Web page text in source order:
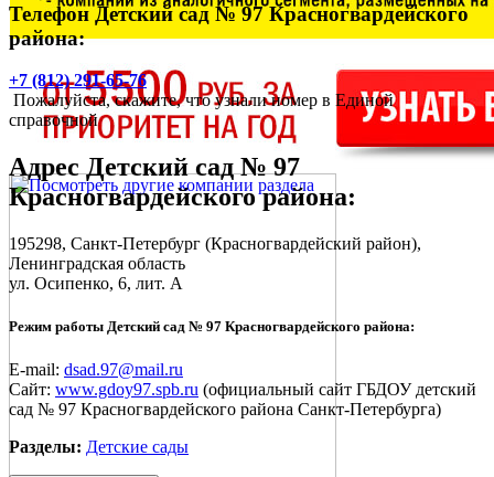
Телефон Детский сад № 97 Красногвардейского
района:
+7 (812) 291-65-76
Пожалуйста, скажите, что узнали номер в Единой
справочной
АдресДетский сад № 97
Красногвардейского района:
195298, Санкт-Петербург (Красногвардейский район),
Ленинградская область
ул. Осипенко, 6, лит. А
Режим работы Детский сад № 97 Красногвардейского района:
E-mail: dsad.97@mail.ru
Сайт: www.gdoy97.spb.ru (официальный сайт ГБДОУ детский
сад № 97 Красногвардейского района Санкт-Петербурга)
Разделы: Детские сады